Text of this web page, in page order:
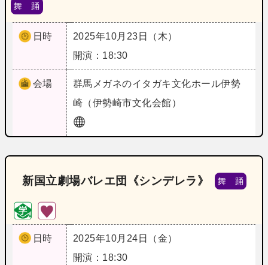
舞 踊
日時
2025年10月23日（木）
開演：18:30
会場 群馬メガネのイタガキ文化ホール伊勢
崎（伊勢崎市文化会館）
新国立劇場バレエ団《シンデレラ》 舞 踊
日時
2025年10月24日（金）
開演：18:30